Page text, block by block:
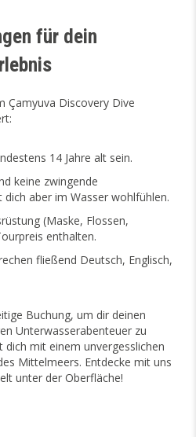
für dein
Çamyuva Discovery Dive
14 Jahre alt sein.
keine zwingende
aber im Wasser wohlfühlen.
(Maske, Flossen,
enthalten.
fließend Deutsch, Englisch,
Buchung, um dir deinen
Unterwasserabenteuer zu
dich mit einem unvergesslichen
Mittelmeers. Entdecke mit uns
unter der Oberfläche!